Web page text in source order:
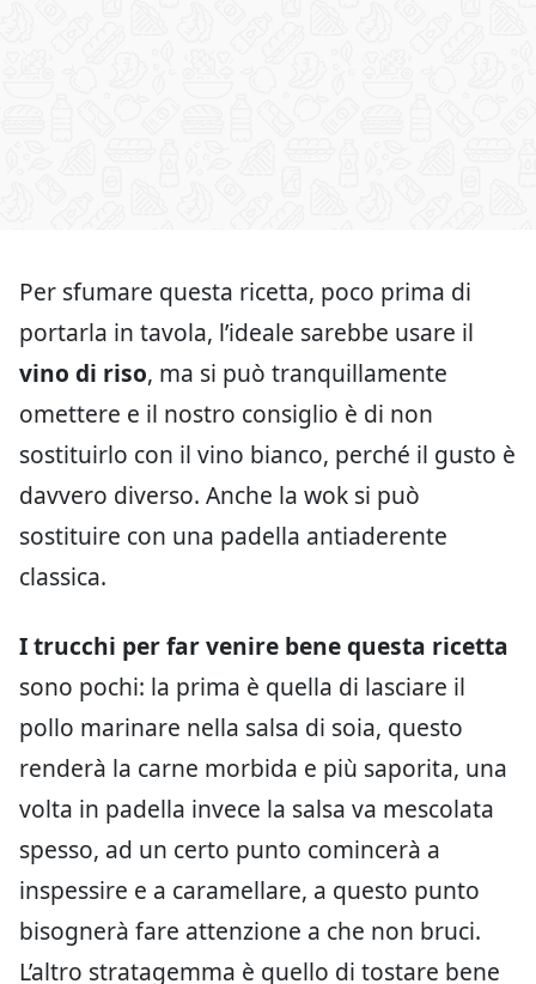
Per sfumare questa ricetta, poco prima di
portarla in tavola, l’ideale sarebbe usare il
vino di riso, ma si può tranquillamente
omettere e il nostro consiglio è di non
sostituirlo con il vino bianco, perché il gusto è
davvero diverso. Anche la wok si può
sostituire con una padella antiaderente
classica.
I trucchi per far venire bene questa ricetta
sono pochi: la prima è quella di lasciare il
pollo marinare nella salsa di soia, questo
renderà la carne morbida e più saporita, una
volta in padella invece la salsa va mescolata
spesso, ad un certo punto comincerà a
inspessire e a caramellare, a questo punto
bisognerà fare attenzione a che non bruci.
L’altro stratagemma è quello di tostare bene